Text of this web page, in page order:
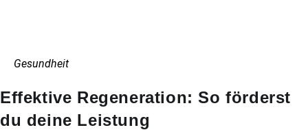
Gesundheit
Effektive Regeneration: So förderst
du deine Leistung